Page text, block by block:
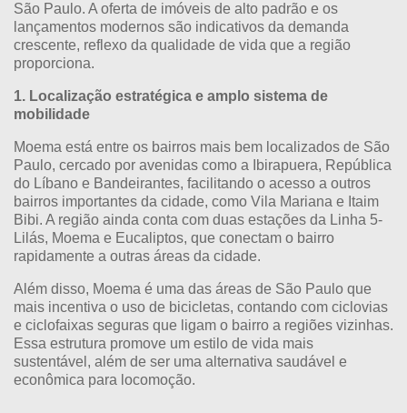
São Paulo. A oferta de imóveis de alto padrão e os
lançamentos modernos são indicativos da demanda
crescente, reflexo da qualidade de vida que a região
proporciona.
1. Localização estratégica e amplo sistema de
mobilidade
Moema está entre os bairros mais bem localizados de São
Paulo, cercado por avenidas como a Ibirapuera, República
do Líbano e Bandeirantes, facilitando o acesso a outros
bairros importantes da cidade, como Vila Mariana e Itaim
Bibi. A região ainda conta com duas estações da Linha 5-
Lilás, Moema e Eucaliptos, que conectam o bairro
rapidamente a outras áreas da cidade.
Além disso, Moema é uma das áreas de São Paulo que
mais incentiva o uso de bicicletas, contando com ciclovias
e ciclofaixas seguras que ligam o bairro a regiões vizinhas.
Essa estrutura promove um estilo de vida mais
sustentável, além de ser uma alternativa saudável e
econômica para locomoção.